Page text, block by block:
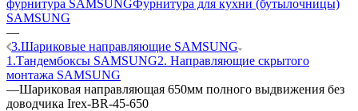
фурнитура SAMSUNGФурнитура для кухни (бутылочницы)
SAMSUNG
—
3.Шариковые направляющие SAMSUNG
1.Тандембоксы SAMSUNG2. Направляющие скрытого
монтажа SAMSUNG
—Шариковая направляющая 650мм полного выдвижения без
доводчика Irex-BR-45-650